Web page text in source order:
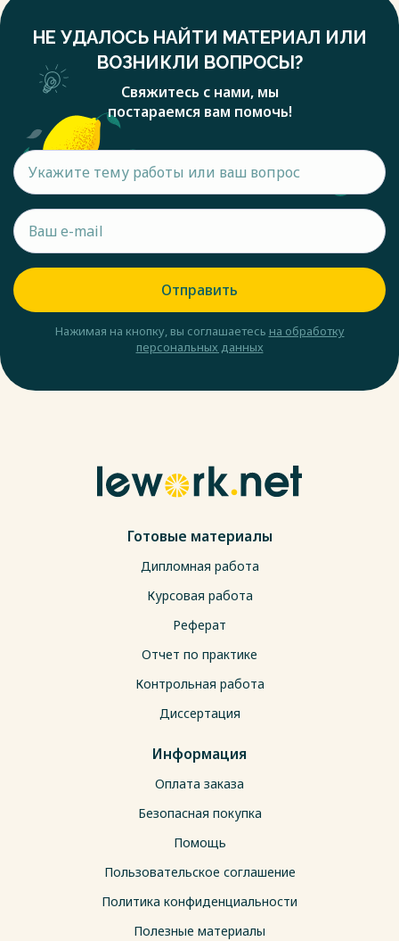
НЕ УДАЛОСЬ НАЙТИ МАТЕРИАЛ ИЛИ
ВОЗНИКЛИ ВОПРОСЫ?
Свяжитесь с нами, мы
постараемся вам помочь!
Отправить
Нажимая на кнопку, вы соглашаетесь на обработку
персональных данных
Готовые материалы
Дипломная работа
Курсовая работа
Реферат
Отчет по практике
Контрольная работа
Диссертация
Информация
Оплата заказа
Безопасная покупка
Помощь
Пользовательское соглашение
Политика конфиденциальности
Полезные материалы